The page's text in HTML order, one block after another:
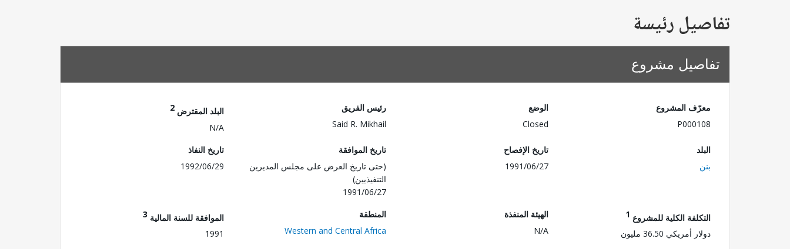
تفاصيل رئيسة
تفاصيل مشروع
معرّف المشروع
P000108
الوضع
Closed
رئيس الفريق
Said R. Mikhail
البلد المقترض 2
N/A
البلد
بنن
تاريخ الإفصاح
1991/06/27
تاريخ الموافقة
(حتى تاريخ العرض على مجلس المديرين
التنفيذيين)
1991/06/27
تاريخ النفاذ
1992/06/29
التكلفة الكلية للمشروع 1
دولار أمريكي 36.50 مليون
الهيئة المنفذة
N/A
المنطقة
Western and Central Africa
الموافقة للسنة المالية 3
1991